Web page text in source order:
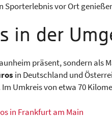
Sporterlebnis vor Ort
in der
präsent, sondern als
in Deutschland und
Umkreis von etwa 70
in Frankfurt am Main